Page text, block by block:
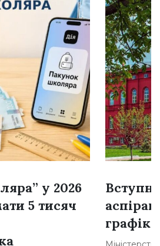
у 2026
5 тисяч
графік